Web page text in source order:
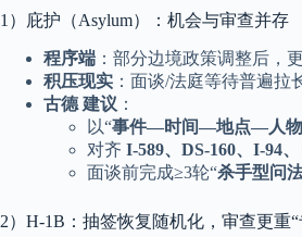
1）庇护（Asylum）：机会与审查并存
程序端 ：部分边境政策调整后，
积压现实 ：面谈/法庭等待普遍拉
古德 建议 ：
以“事件—时间—地点—人
对齐 I-589、DS-160、I-94
面谈前完成≥3轮“杀手型问
2）H-1B：抽签恢复随机化，审查更重